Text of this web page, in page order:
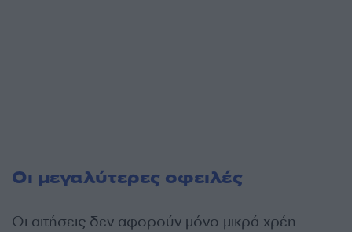
Οι μεγαλύτερες οφειλές
Οι αιτήσεις δεν αφορούν μόνο μικρά χρέη